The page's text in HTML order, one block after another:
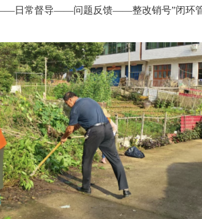
日常督导——问题反馈——整改销号”闭环管